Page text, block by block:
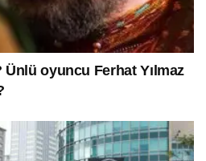
Ünlü oyuncu Ferhat Yılmaz